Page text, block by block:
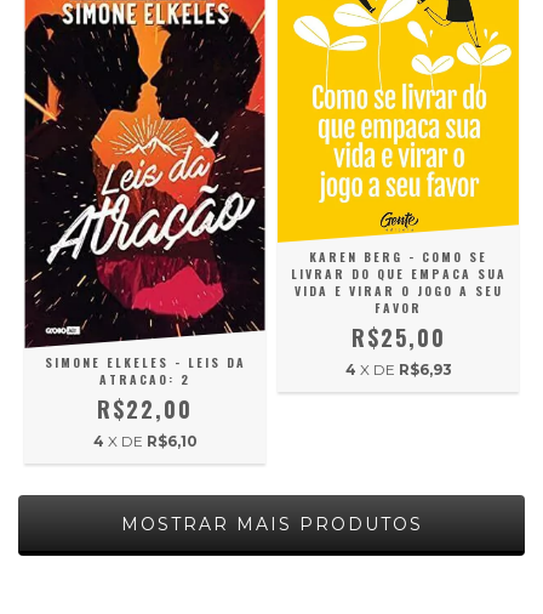
SIMONE ELKELES - LEIS DA
ATRACAO: 2
R$22,00
4 X DE R$6,10
KAREN BERG - COMO SE
LIVRAR DO QUE EMPACA SUA
VIDA E VIRAR O JOGO A SEU
FAVOR
R$25,00
4 X DE R$6,93
MOSTRAR MAIS PRODUTOS